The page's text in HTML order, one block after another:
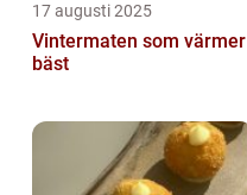
17 augusti 2025
Vintermaten som värmer
bäst